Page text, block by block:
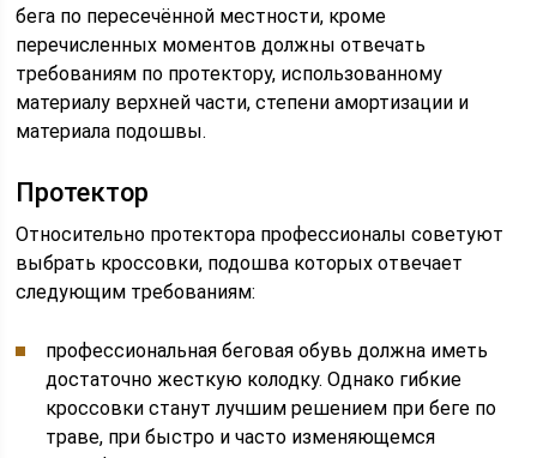
бега по пересечённой местности, кроме
перечисленных моментов должны отвечать
требованиям по протектору, использованному
материалу верхней части, степени амортизации и
материала подошвы.
Протектор
Относительно протектора профессионалы советуют
выбрать кроссовки, подошва которых отвечает
следующим требованиям:
профессиональная беговая обувь должна иметь
достаточно жесткую колодку. Однако гибкие
кроссовки станут лучшим решением при беге по
траве, при быстро и часто изменяющемся